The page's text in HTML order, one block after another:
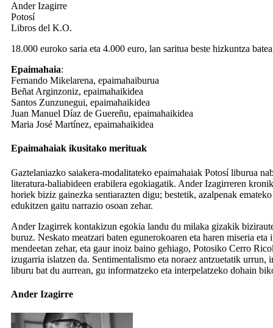
Ander Izagirre
Potosí
Libros del K.O.
18.000 euroko saria eta 4.000 euro, lan saritua beste hizkuntza
Epaimahaia:
Fernando Mikelarena, epaimahaiburua
Beñat Arginzoniz, epaimahaikidea
Santos Zunzunegui, epaimahaikidea
Juan Manuel Díaz de Guereñu, epaimahaikidea
Maria José Martínez, epaimahaikidea
Epaimahaiak ikusitako merituak
Gaztelaniazko saiakera-modalitateko epaimahaiak Potosí liburua
literatura-baliabideen erabilera egokiagatik. Ander Izagirreren
horiek biziz gainezka sentiarazten digu; bestetik, azalpenak
edukitzen gaitu narrazio osoan zehar.
Ander Izagirrek kontakizun egokia landu du milaka gizakik
buruz. Neskato meatzari baten egunerokoaren eta haren miseria
mendeetan zehar, eta gaur inoiz baino gehiago, Potosiko Cerro
izugarria islatzen da. Sentimentalismo eta noraez antzuetatik
liburu bat du aurrean, gu informatzeko eta interpelatzeko dohain
Ander Izagirre